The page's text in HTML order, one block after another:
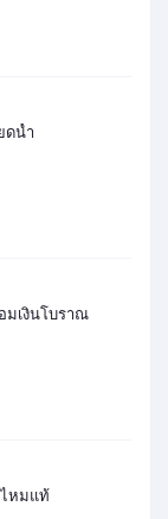
ดน้ำ
มเงินโบราณ
หมแท้